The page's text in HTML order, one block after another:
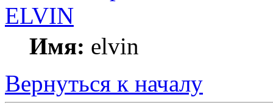
ELVIN
Имя: elvin
Вернуться к началу